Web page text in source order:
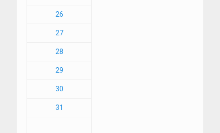
26
27
28
29
30
31